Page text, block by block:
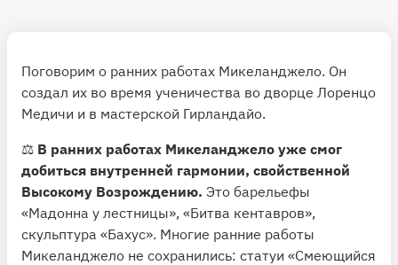
Поговорим о ранних работах Микеланджело. Он
создал их во время ученичества во дворце Лоренцо
Медичи и в мастерской Гирландайо.
⚖️ В ранних работах Микеланджело уже смог
добиться внутренней гармонии, свойственной
Высокому Возрождению. Это барельефы
«Мадонна у лестницы», «Битва кентавров»,
скульптура «Бахус». Многие ранние работы
Микеланджело не сохранились: статуи «Смеющийся